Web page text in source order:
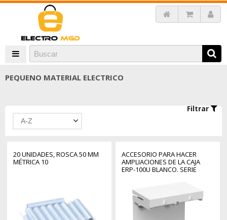
PEQUENO MATERIAL ELECTRICO
Filtrar
A-Z
20 UNIDADES, ROSCA 50 MM
MÉTRICA 10
ACCESORIO PARA HACER
AMPLIACIONES DE LA CAJA
ERP-100U BLANCO. SERIE